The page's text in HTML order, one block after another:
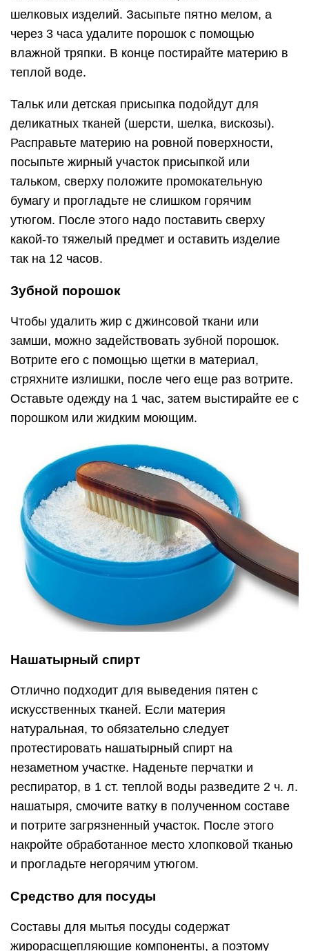
шелковых изделий. Засыпьте пятно мелом, а
через 3 часа удалите порошок с помощью
влажной тряпки. В конце постирайте материю в
теплой воде.
Тальк или детская присыпка подойдут для
деликатных тканей (шерсти, шелка, вискозы).
Расправьте материю на ровной поверхности,
посыпьте жирный участок присыпкой или
тальком, сверху положите промокательную
бумагу и прогладьте не слишком горячим
утюгом. После этого надо поставить сверху
какой-то тяжелый предмет и оставить изделие
так на 12 часов.
Зубной порошок
Чтобы удалить жир с джинсовой ткани или
замши, можно задействовать зубной порошок.
Вотрите его с помощью щетки в материал,
стряхните излишки, после чего еще раз вотрите.
Оставьте одежду на 1 час, затем выстирайте ее с
порошком или жидким моющим.
Нашатырный спирт
Отлично подходит для выведения пятен с
искусственных тканей. Если материя
натуральная, то обязательно следует
протестировать нашатырный спирт на
незаметном участке. Наденьте перчатки и
респиратор, в 1 ст. теплой воды разведите 2 ч. л.
нашатыря, смочите ватку в полученном составе
и потрите загрязненный участок. После этого
накройте обработанное место хлопковой тканью
и прогладьте негорячим утюгом.
Средство для посуды
Составы для мытья посуды содержат
жирорасщепляющие компоненты, а поэтому